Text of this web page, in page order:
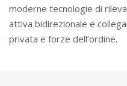
moderne tecnologie di
attiva bidirezionale e
privata e forze dell’ordine.